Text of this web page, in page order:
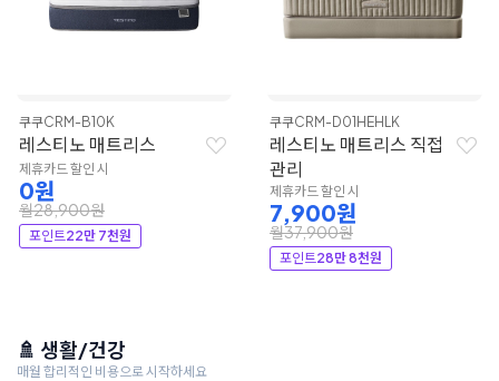
쿠쿠CRM-B10K
레스티노 매트리스
제휴카드 할인 시
0원
월28,900원
포인트22만 7천원
쿠쿠CRM-D01HEHLK
레스티노 매트리스 직접
관리
제휴카드 할인 시
7,900원
월37,900원
포인트28만 8천원
🚿 생활/건강
매월 합리적인 비용으로 시작하세요